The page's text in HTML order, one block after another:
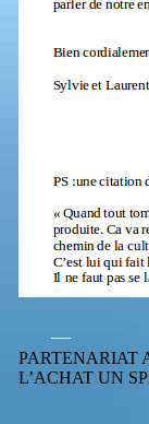
—
PARTENARIAT
L’ACHAT UN